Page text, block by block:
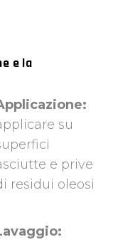
e la
su
e prive
residui oleosi